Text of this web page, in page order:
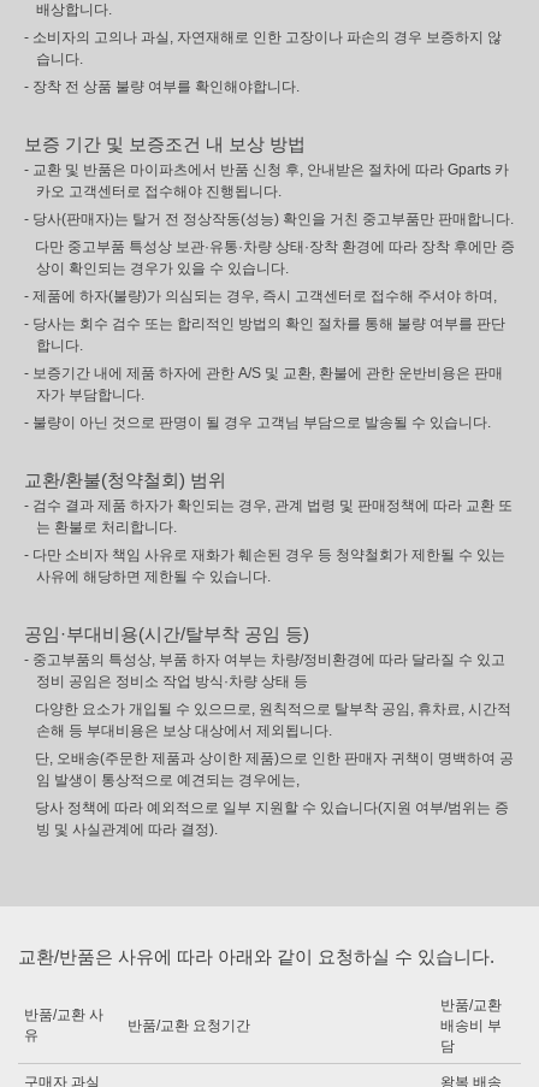
배상합니다.
- 소비자의 고의나 과실, 자연재해로 인한 고장이나 파손의 경우 보증하지 않
습니다.
- 장착 전 상품 불량 여부를 확인해야합니다.
보증 기간 및 보증조건 내 보상 방법
- 교환 및 반품은 마이파츠에서 반품 신청 후, 안내받은 절차에 따라 Gparts 카
카오 고객센터로 접수해야 진행됩니다.
- 당사(판매자)는 탈거 전 정상작동(성능) 확인을 거친 중고부품만 판매합니다.
다만 중고부품 특성상 보관·유통·차량 상태·장착 환경에 따라 장착 후에만 증
상이 확인되는 경우가 있을 수 있습니다.
- 제품에 하자(불량)가 의심되는 경우, 즉시 고객센터로 접수해 주셔야 하며,
- 당사는 회수 검수 또는 합리적인 방법의 확인 절차를 통해 불량 여부를 판단
합니다.
- 보증기간 내에 제품 하자에 관한 A/S 및 교환, 환불에 관한 운반비용은 판매
자가 부담합니다.
- 불량이 아닌 것으로 판명이 될 경우 고객님 부담으로 발송될 수 있습니다.
교환/환불(청약철회) 범위
- 검수 결과 제품 하자가 확인되는 경우, 관계 법령 및 판매정책에 따라 교환 또
는 환불로 처리합니다.
- 다만 소비자 책임 사유로 재화가 훼손된 경우 등 청약철회가 제한될 수 있는
사유에 해당하면 제한될 수 있습니다.
공임·부대비용(시간/탈부착 공임 등)
- 중고부품의 특성상, 부품 하자 여부는 차량/정비환경에 따라 달라질 수 있고
정비 공임은 정비소 작업 방식·차량 상태 등
다양한 요소가 개입될 수 있으므로, 원칙적으로 탈부착 공임, 휴차료, 시간적
손해 등 부대비용은 보상 대상에서 제외됩니다.
단, 오배송(주문한 제품과 상이한 제품)으로 인한 판매자 귀책이 명백하여 공
임 발생이 통상적으로 예견되는 경우에는,
당사 정책에 따라 예외적으로 일부 지원할 수 있습니다(지원 여부/범위는 증
빙 및 사실관계에 따라 결정).
교환/반품은 사유에 따라 아래와 같이 요청하실 수 있습니다.
반품/교환 사
유
반품/교환 요청기간
반품/교환
배송비 부
담
구매자 과실 왕복 배송